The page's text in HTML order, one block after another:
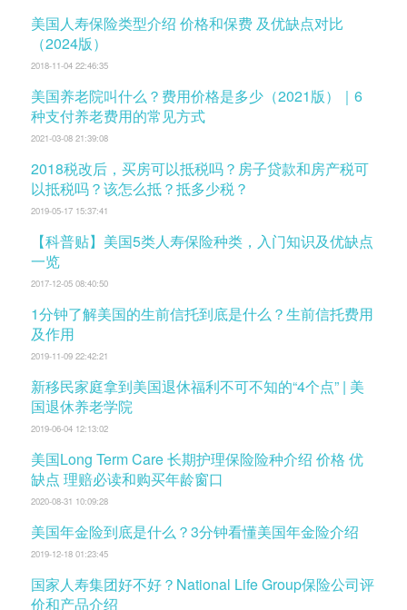
美国人寿保险类型介绍 价格和保费 及优缺点对比
（2024版）
2018-11-04 22:46:35
美国养老院叫什么？费用价格是多少（2021版）｜6
种支付养老费用的常见方式
2021-03-08 21:39:08
2018税改后，买房可以抵税吗？房子贷款和房产税可
以抵税吗？该怎么抵？抵多少税？
2019-05-17 15:37:41
【科普贴】美国5类人寿保险种类，入门知识及优缺点
一览
2017-12-05 08:40:50
1分钟了解美国的生前信托到底是什么？生前信托费用
及作用
2019-11-09 22:42:21
新移民家庭拿到美国退休福利不可不知的“4个点” | 美
国退休养老学院
2019-06-04 12:13:02
美国Long Term Care 长期护理保险险种介绍 价格 优
缺点 理赔必读和购买年龄窗口
2020-08-31 10:09:28
美国年金险到底是什么？3分钟看懂美国年金险介绍
2019-12-18 01:23:45
国家人寿集团好不好？National Life Group保险公司评
价和产品介绍